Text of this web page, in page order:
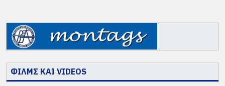
ΦΙΛΜΣ ΚΑΙ VIDEOS